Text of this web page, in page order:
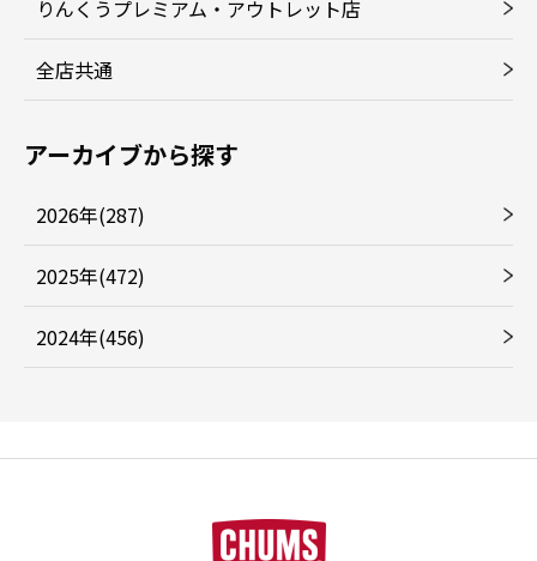
りんくうプレミアム・アウトレット店
全店共通
アーカイブから探す
2026年(287)
2025年(472)
2024年(456)